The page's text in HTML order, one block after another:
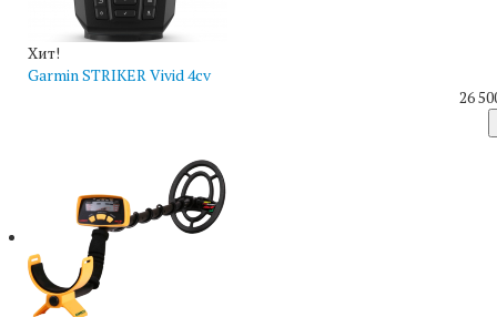
Хит!
Garmin STRIKER Vivid 4cv
26